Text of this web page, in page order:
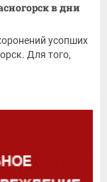
в дни
усопших
Для того,